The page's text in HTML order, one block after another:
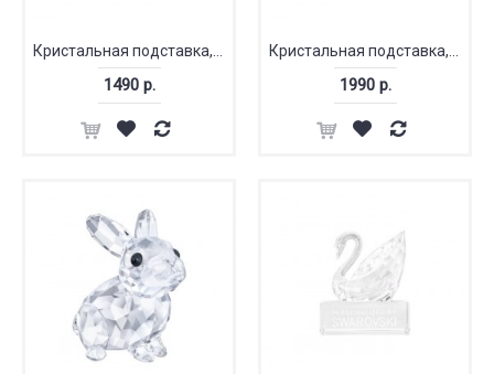
Кристальная подставка, средняя
1490 р.
Кристальная подставка, средняя
1990 р.